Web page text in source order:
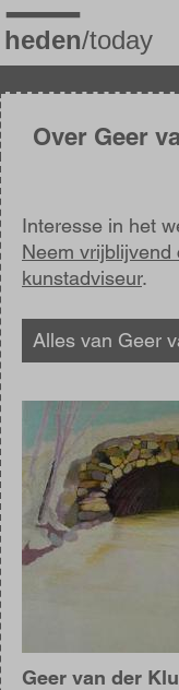
Overslaan
en
naar
inhoud
gaanOver Geer
Interesse in het
Neem
kunstadviseur.
Alles van Geer
Afbeelding
Geer van der